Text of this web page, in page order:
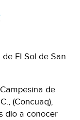
El Sol de San
de
(Concuaq),
dio a conocer